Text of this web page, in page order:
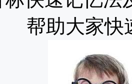
帮助大家快